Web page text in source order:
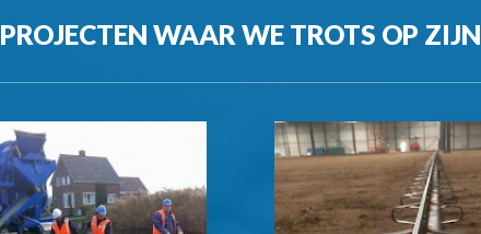
PROJECTEN WAAR WE TROTS OP ZIJN